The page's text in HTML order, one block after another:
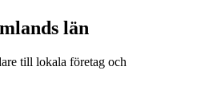
län
till lokala företag och